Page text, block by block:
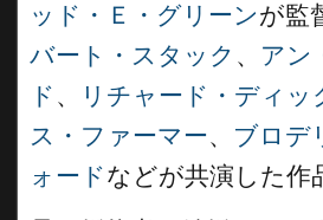
ッド・Ｅ・グリーンが監
バート・スタック 、 アン
ド 、 リチャード・ディッ
ス・ファーマー、 ブロデ
ォードなどが共演した作